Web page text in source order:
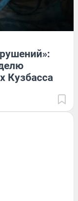
Кузбасса